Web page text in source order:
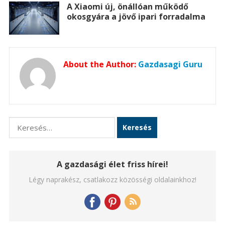
A Xiaomi új, önállóan működő
okosgyára a jövő ipari forradalma
About the Author: Gazdasagi Guru
Keresés:
A gazdasági élet friss hírei!
Légy naprakész, csatlakozz közösségi oldalainkhoz!